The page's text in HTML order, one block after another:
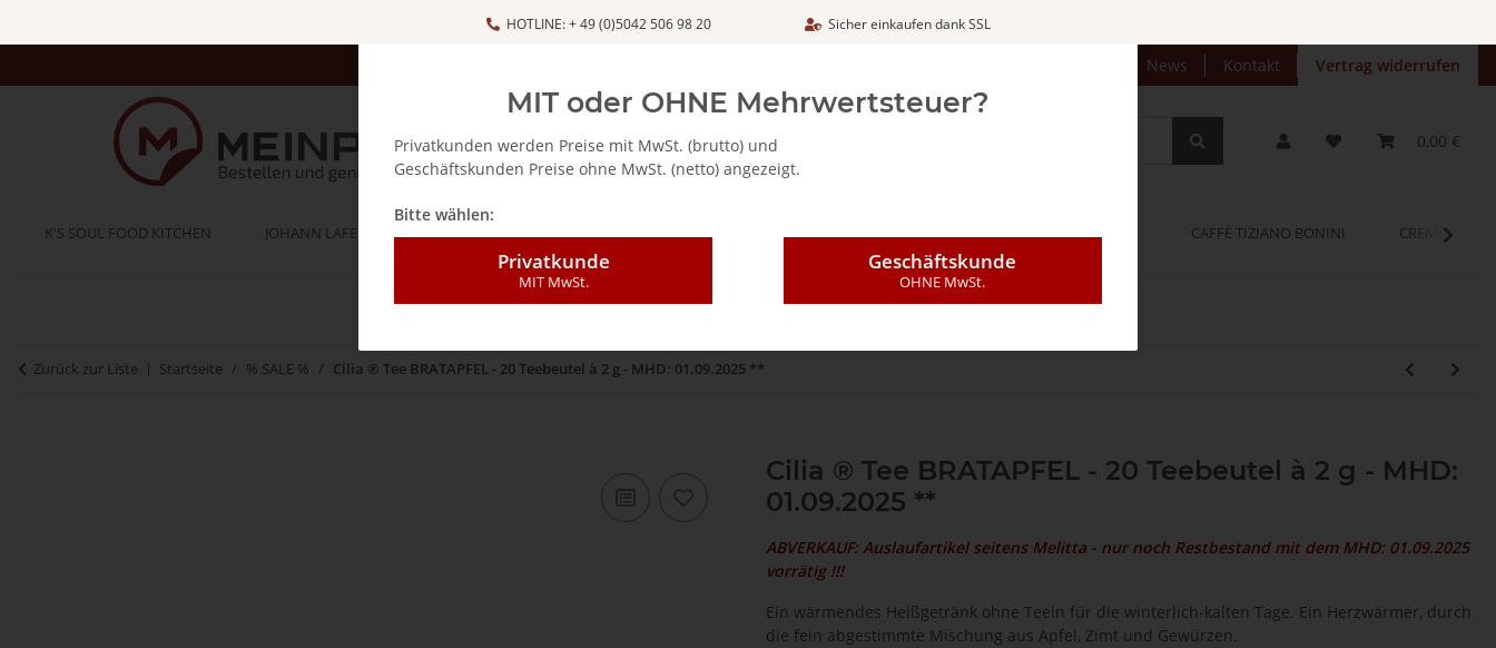
HOTLINE: + 49 (0)5042 506 98 20 Sicher einkaufen dank SSL
News Kontakt Vertrag widerrufen
0,00 €
K'S SOUL FOOD KITCHEN JOHANN LAFER BELLA ITALIA - FEINKOSTARTIKEL CAFFÈ MAJESTIC / DICAF KAFFEE OPINUM CAFFÈ TIZIANO BONINI CREMEO
Zurück zur Liste Startseite % SALE % Cilia ® Tee BRATAPFEL - 20 Teebeutel à 2 g - MHD: 01.09.2025 **
Cilia ® Tee BRATAPFEL - 20 Teebeutel à 2 g - MHD:
01.09.2025 **
ABVERKAUF: Auslaufartikel seitens Melitta - nur noch Restbestand mit dem MHD: 01.09.2025
vorrätig !!!
Ein wärmendes Heißgetränk ohne Teein für die winterlich-kalten Tage. Ein Herzwärmer, durch
die fein abgestimmte Mischung aus Apfel, Zimt und Gewürzen.
MIT oder OHNE Mehrwertsteuer?
Privatkunden werden Preise mit MwSt. (brutto) und
Geschäftskunden Preise ohne MwSt. (netto) angezeigt.
Bitte wählen:
Privatkunde
MIT MwSt.
Geschäftskunde
OHNE MwSt.